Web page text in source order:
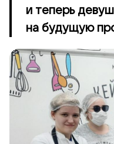
и теперь
на будущую